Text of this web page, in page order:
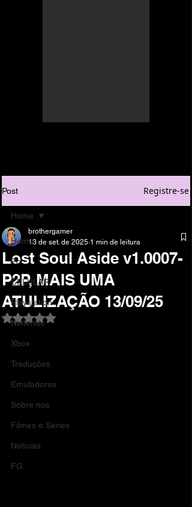
Post Registre-se
Home
Pc
CELULAR
Playstation
Nintendo
Xbox
Traduções
Emuladores
Sobre nos
Filmes e Series
Noticias
FG
Home
Lost Soul Aside v1.0007-
P2P, MAIS UMA
ATULIZAÇÃO 13/09/25
brothergamer
13 de set. de 2025 1 min de leitura
Avaliado com NaN de 5 estrelas.